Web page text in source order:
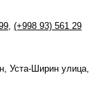
(+998 93) 561 29
Уста-Ширин улица,